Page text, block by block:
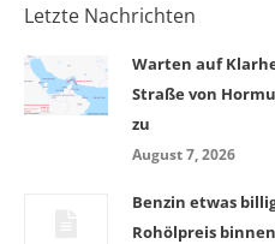
Letzte Nachrichten
Warten auf
Straße von
zu
August 7, 2026
Benzin etwas
Rohölpreis